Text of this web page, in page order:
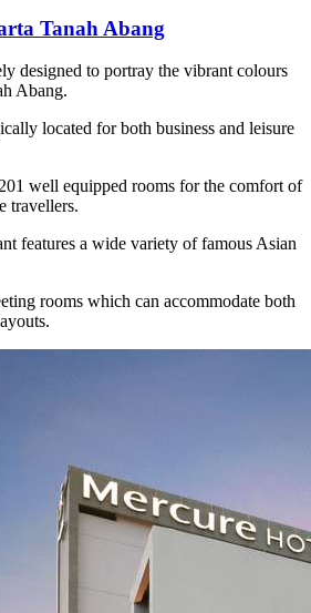
Tanah Abang
designed to portray the vibrant colours
Abang.
located for both business and leisure
well equipped rooms for the comfort of
travellers.
features a wide variety of famous Asian
rooms which can accommodate both